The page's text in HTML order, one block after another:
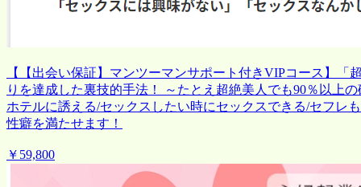
【【出会い保証】マンツーマンサポート付きVIPコース】
りを達成した裏技的手法！ ～たとえ超絶美人でも90％以上
ホテルに誘える/セックスしたい時にセックスできる/セフレ
性癖を満たせます！
￥59,800